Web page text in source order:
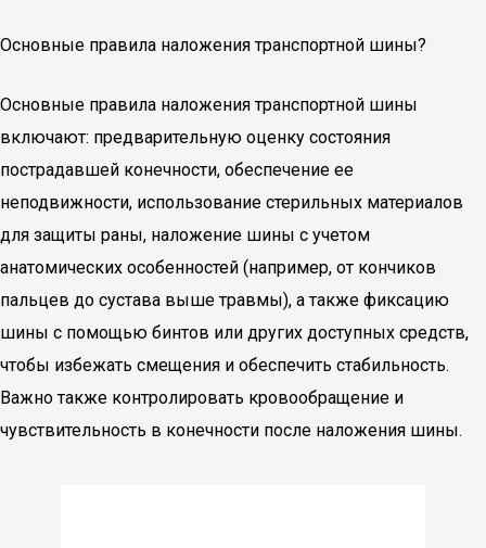
Основные правила наложения транспортной шины?
Основные правила наложения транспортной шины
включают: предварительную оценку состояния
пострадавшей конечности, обеспечение ее
неподвижности, использование стерильных материалов
для защиты раны, наложение шины с учетом
анатомических особенностей (например, от кончиков
пальцев до сустава выше травмы), а также фиксацию
шины с помощью бинтов или других доступных средств,
чтобы избежать смещения и обеспечить стабильность.
Важно также контролировать кровообращение и
чувствительность в конечности после наложения шины.